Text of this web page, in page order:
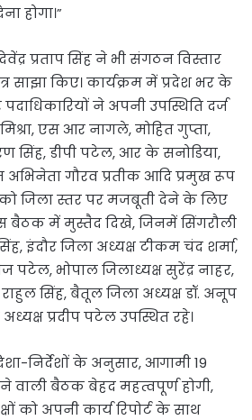
होगा।”
प्रताप सिंह ने भी संगठन विस्तार
किए। कार्यक्रम में प्रदेश भर के
ने अपनी उपस्थिति दर्ज
एस आर नागले, मोहित गुप्ता,
सिंह, डीपी पटेल, आर के सनोडिया,
गौरव प्रतीक आदि प्रमुख रूप
जिला स्तर पर मजबूती देने के लिए
बैठक में मुस्तैद दिखे, जिनमें सिंगरौली
इंदौर जिला अध्यक्ष टीकम चंद शर्मा,
पटेल, भोपाल जिलाध्यक्ष सुरेंद्र नाहर,
सिंह, बैतूल जिला अध्यक्ष डॉ. अनूप
प्रदीप पटेल उपस्थित रहे।
निर्देशों के अनुसार, आगामी 19
वाली बैठक बेहद महत्वपूर्ण होगी,
को अपनी कार्य रिपोर्ट के साथ